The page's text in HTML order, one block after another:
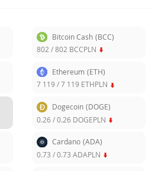
Bitcoin Cash (BCC)
802 /802 BCCPLN
Ethereum (ETH)
7 119 /7 119 ETHPLN
Dogecoin (DOGE)
0.26/0.26 DOGEPLN
Cardano (ADA)
0.73 /0.73 ADAPLN